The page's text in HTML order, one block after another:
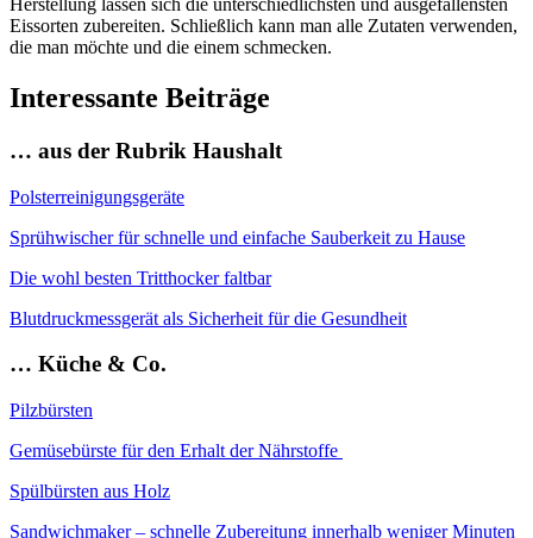
Herstellung lassen sich die unterschiedlichsten und ausgefallensten
Eissorten zubereiten. Schließlich kann man alle Zutaten verwenden,
die man möchte und die einem schmecken.
Interessante Beiträge
… aus der Rubrik Haushalt
Polsterreinigungsgeräte
Sprühwischer für schnelle und einfache Sauberkeit zu Hause
Die wohl besten Tritthocker faltbar
Blutdruckmessgerät als Sicherheit für die Gesundheit
… Küche & Co.
Pilzbürsten
Gemüsebürste für den Erhalt der Nährstoffe
Spülbürsten aus Holz
Sandwichmaker – schnelle Zubereitung innerhalb weniger Minuten